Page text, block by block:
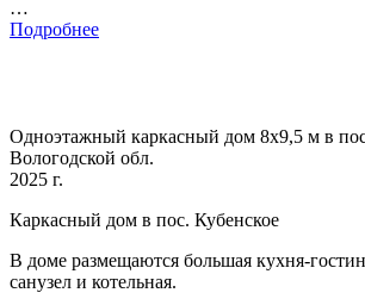
…
Подробнее
Одноэтажный каркасный дом 8х9,5 м в
Вологодской обл.
2025 г.
Каркасный дом в пос. Кубенское
В доме размещаются большая кухня-
санузел и котельная.